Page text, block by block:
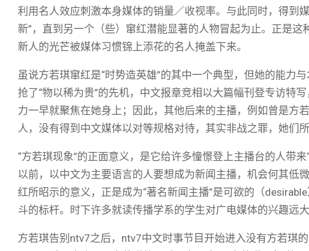
利用名人效应刺激本身媒体的销量／收视率。与此同时，得到
新”，直到另一个（些）窜红潜能显著的人物冒起为止。正是
新人的光芒被媒体习惯锦上添花的名人掩盖下来。
虽说方若琪窜红是“时势造英雄”的其中一个典型，但她的能力
抢了“物以稀为贵”的先机，中文报章竞相以大篇幅刊登专访特
力一早就聚焦在她身上；因此，其他后来的主播，例如曾是方
人，没有得到中文媒体以对等规格对待，其实非战之罪，她们
“方若琪现象”的正面意义，是它给许多憧憬登上主播台的人带
以前，以中文为主要语言的人要想成为新闻主播，机会何其低
红所昭示的意义，正是成为“著名新闻主播”是可欲的（
斗的标杆。时下许多就读传播学系的学生对广电媒体的兴趣远
方若琪告别ntv7之后，ntv7中文时事节目开始进入没有方若琪